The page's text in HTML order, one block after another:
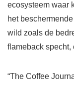
ecosysteem waar
het
wild zoals de
flameback specht,
“The Coffee